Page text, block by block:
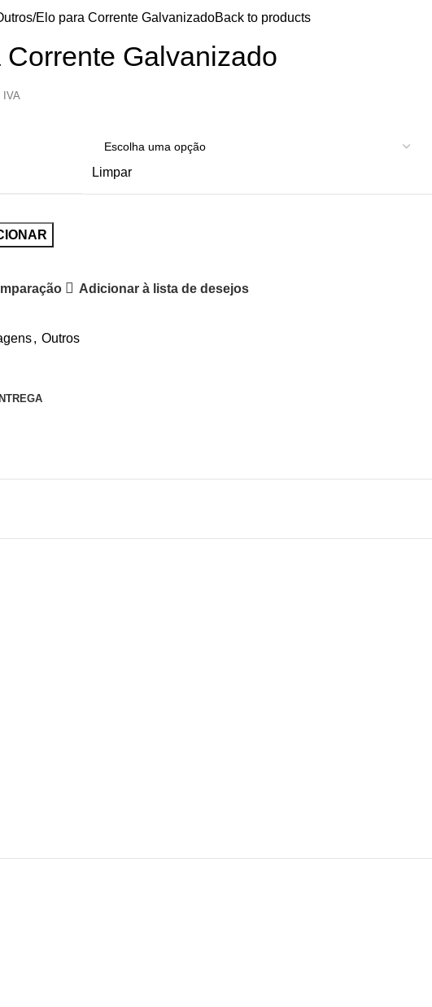
Elo para Corrente GalvanizadoBack to products
Corrente Galvanizado
IVA
Limpar
Adicionar à lista de desejos
, Outros